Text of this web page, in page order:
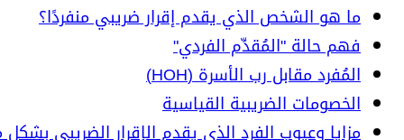
ما هو الشخص الذي يقدم إقرار ضريبي منفردًا؟
فهم حالة "المُقدِّم الفردي"
المُفرد مقابل رب الأسرة (HOH)
الخصومات الضريبية القياسية
مزايا وعيوب الفرد الذي يقدم الإقرار الضريبي بشكل